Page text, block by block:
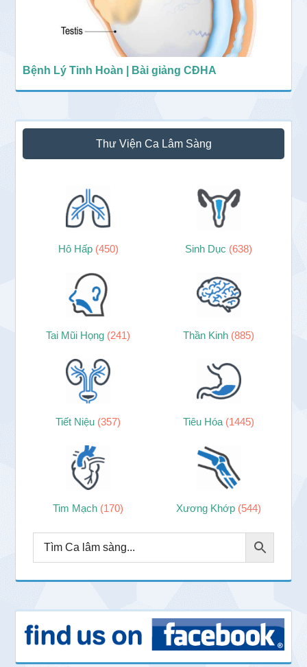
Bệnh Lý Tinh Hoàn | Bài giảng CĐHA
Thư Viện Ca Lâm Sàng
Hô Hấp (450) Sinh Dục (638)
Tai Mũi Họng (241) Thần Kinh (885)
Tiết Niệu (357) Tiêu Hóa (1445)
Tim Mạch (170) Xương Khớp (544)